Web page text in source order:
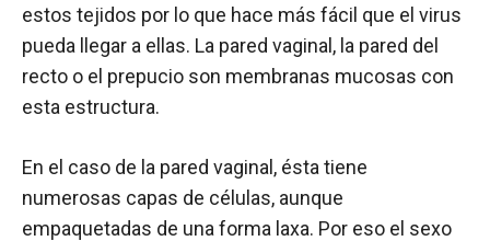
estos tejidos por lo que hace más fácil que el virus
pueda llegar a ellas. La pared vaginal, la pared del
recto o el prepucio son membranas mucosas con
esta estructura.
En el caso de la pared vaginal, ésta tiene
numerosas capas de células, aunque
empaquetadas de una forma laxa. Por eso el sexo